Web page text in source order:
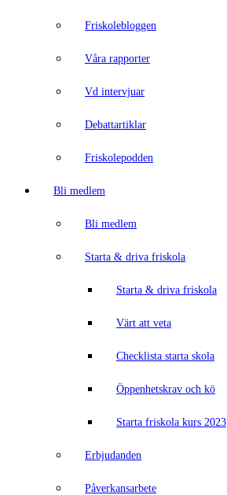
Friskolebloggen
Våra rapporter
Vd intervjuar
Debattartiklar
Friskolepodden
Bli medlem
Bli medlem
Starta & driva friskola
Starta & driva friskola
Värt att veta
Checklista starta skola
Öppenhetskrav och kö
Starta friskola kurs 2023
Erbjudanden
Påverkansarbete